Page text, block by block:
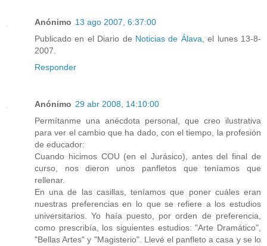
Anónimo 13 ago 2007, 6:37:00
Publicado en el Diario de Noticias de Álava , el lunes 13-8-
2007.
Responder
Anónimo 29 abr 2008, 14:10:00
Permítanme una anécdota personal, que creo ilustrativa
para ver el cambio que ha dado, con el tiempo, la profesión
de educador:
Cuando hicimos COU (en el Jurásico), antes del final de
curso, nos dieron unos panfletos que teníamos que
rellenar.
En una de las casillas, teníamos que poner cuáles eran
nuestras preferencias en lo que se refiere a los estudios
universitarios. Yo haía puesto, por orden de preferencia,
como prescribía, los siguientes estudios: "Arte Dramático",
"Bellas Artes" y "Magisterio". Llevé el panfleto a casa y se lo